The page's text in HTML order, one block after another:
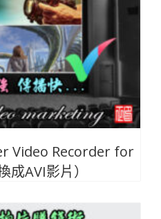
Video Recorder for
成AVI影片）